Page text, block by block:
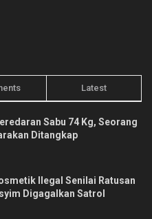
Latest
Sabu 74 Kg, Seorang
Ditangkap
Ilegal Senilai Ratusan
Digagalkan Satrol